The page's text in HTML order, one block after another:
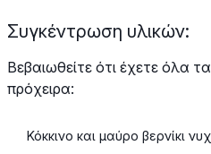
Συγκέντρωση υλικών:
Βεβαιωθείτε ότι έχετε όλα
πρόχειρα:
Κόκκινο και μαύρο βερνίκι